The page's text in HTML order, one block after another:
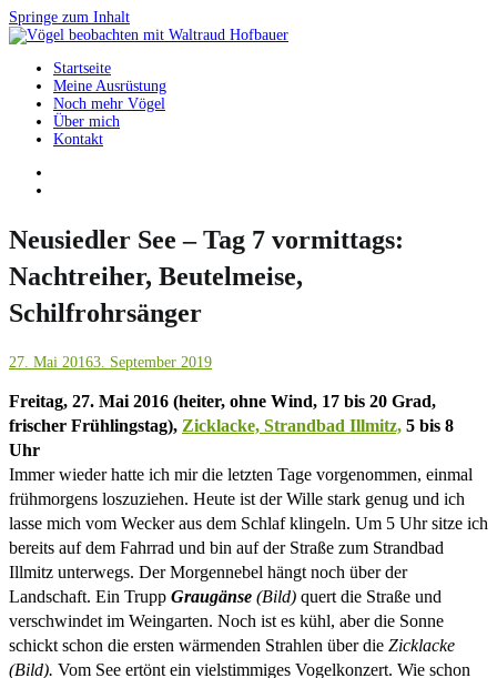
Springe zum Inhalt
Vögel beobachten mit Waltraud Hofbauer
Startseite
Meine Ausrüstung
Noch mehr Vögel
Über mich
Kontakt
Neusiedler See – Tag 7 vormittags:
Nachtreiher, Beutelmeise,
Schilfrohrsänger
27. Mai 20163. September 2019
Freitag, 27. Mai 2016 (heiter, ohne Wind, 17 bis 20 Grad,
frischer Frühlingstag), Zicklacke, Strandbad Illmitz, 5 bis 8
Uhr
Immer wieder hatte ich mir die letzten Tage vorgenommen, einmal
frühmorgens loszuziehen. Heute ist der Wille stark genug und ich
lasse mich vom Wecker aus dem Schlaf klingeln. Um 5 Uhr sitze ich
bereits auf dem Fahrrad und bin auf der Straße zum Strandbad
Illmitz unterwegs. Der Morgennebel hängt noch über der
Landschaft. Ein Trupp Graugänse (Bild) quert die Straße und
verschwindet im Weingarten. Noch ist es kühl, aber die Sonne
schickt schon die ersten wärmenden Strahlen über die Zicklacke
(Bild). Vom See ertönt ein vielstimmiges Vogelkonzert. Wie schon